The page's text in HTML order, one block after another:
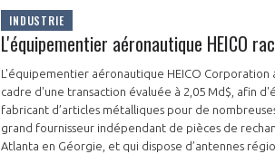
INDUSTRIE
L'équipementier aéronautique HEICO
L'équipementier aéronautique HEICO Corporation
cadre d'une transaction évaluée à 2,05 Md$, afin
fabricant d’articles métalliques pour de
grand fournisseur indépendant de pièces de
Atlanta en Géorgie, et qui dispose d’antennes
CONNEXION